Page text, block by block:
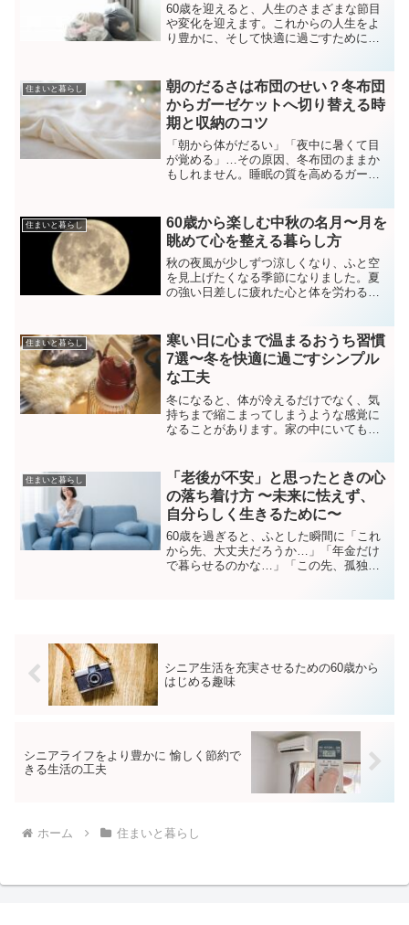
60歳を迎えると、人生のさまざまな節目
や変化を迎えます。これからの人生をよ
り豊かに、そして快適に過ごすために
て、そのメリットや具体的な方法、実践
のポイントをお伝えしま...
住まいと暮らし
朝のだるさは布団のせい？冬布団
からガーゼケットへ切り替える時
期と収納のコツ
「朝から体がだるい」「夜中に暑くて目
が覚める」…その原因、冬布団のままか
もしれません。睡眠の質を高めるガーゼ
ズンも快適に使うための冬布団の収納術
まで、寝具の衣替え完全ガイドです。
住まいと暮らし
60歳から楽しむ中秋の名月〜月を
眺めて心を整える暮らし方
秋の夜風が少しずつ涼しくなり、ふと空
を見上げたくなる季節になりました。夏
の強い日差しに疲れた心と体を労わるよ
ぎると、時間の流れが以前よりも早く感
じられるようになります。...
住まいと暮らし
寒い日に心まで温まるおうち習慣
7選〜冬を快適に過ごすシンプル
な工夫
冬になると、体が冷えるだけでなく、気
持ちまで縮こまってしまうような感覚に
なることがあります。家の中にいても、
なのに、気分まで沈みがちになってしま
う…。そんな経験をされた...
住まいと暮らし
「老後が不安」と思ったときの心
の落ち着け方 〜未来に怯えず、
自分らしく生きるために〜
60歳を過ぎると、ふとした瞬間に「これ
から先、大丈夫だろうか…」「年金だけ
で暮らせるのかな…」「この先、孤独に
シニア生活を充実させるための60歳から
はじめる趣味
シニアライフをより豊かに 愉しく節約で
きる生活の工夫
ホーム 住まいと暮らし